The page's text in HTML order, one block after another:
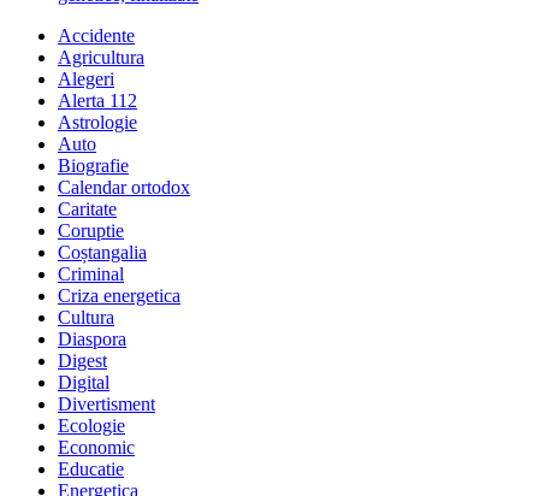
Accidente
Agricultura
Alegeri
Alerta 112
Astrologie
Auto
Biografie
Calendar ortodox
Caritate
Coruptie
Coștangalia
Criminal
Criza energetica
Cultura
Diaspora
Digest
Digital
Divertisment
Ecologie
Economic
Educatie
Energetica